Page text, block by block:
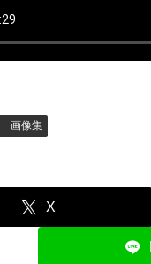
画像集
X